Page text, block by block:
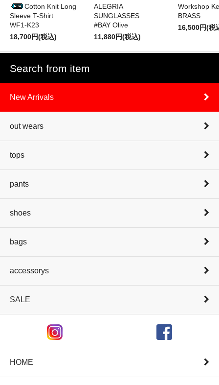
Cotton Knit Long
Sleeve T-Shirt
WF1-K23
18,700円(税込)
ALEGRIA
SUNGLASSES
#BAY Olive
11,880円(税込)
Workshop
BRASS
16,500円(税
Search from item
New Arrivals
out wears
tops
pants
shoes
bags
accessorys
SALE
HOME